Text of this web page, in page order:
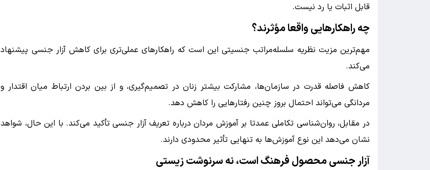
قابل اثبات یا رد نیست.
چه راهکارهایی واقعا مؤثرند؟
مهم‌ترین مزیت نظریه سلسله‌مراتب جنسیتی این است که راهکارهای عملی‌تری برای کاهش آزار جنسی پیشنهاد
می‌کند.
کاهش فاصله قدرت در سازمان‌ها، مشارکت بیشتر زنان در تصمیم‌گیری، و از بین بردن ارتباط میان اقتدار و
مردانگی می‌تواند احتمال بروز چنین رفتارهایی را کاهش دهد.
در مقابل، روان‌شناسی تکاملی عمدتا بر آموزش مردان درباره تعریف آزار جنسی تأکید می‌کند. با این حال، شواهد
نشان می‌دهد این نوع آموزش‌ها به تنهایی تأثیر محدودی دارند.
آزار جنسی محصول فرهنگ است، نه سرنوشت زیستی